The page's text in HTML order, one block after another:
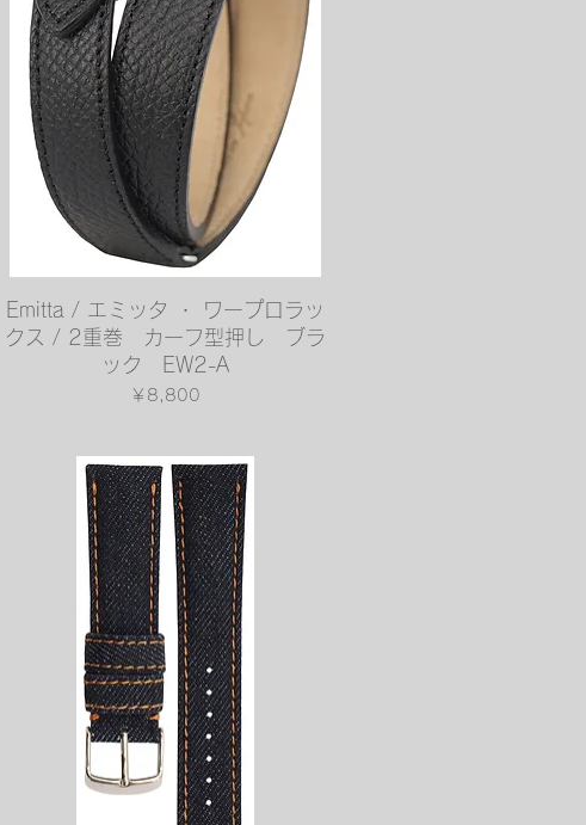
クイックビュー
Emitta / エミッタ ・ ワープロラッ
クス / 2重巻 カーフ型押し ブラ
ック EW2-A
価格
￥8,800